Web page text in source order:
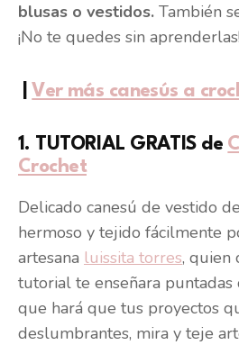
blusas o vestidos. También
¡No te quedes sin aprenderlas!
Ver más canesús a
1. TUTORIAL GRATIS de
Crochet
Delicado canesú de vestido
hermoso y tejido fácilmente
artesana luissita torres, quien
tutorial te enseñara puntadas
que hará que tus proyectos
deslumbrantes, mira y teje